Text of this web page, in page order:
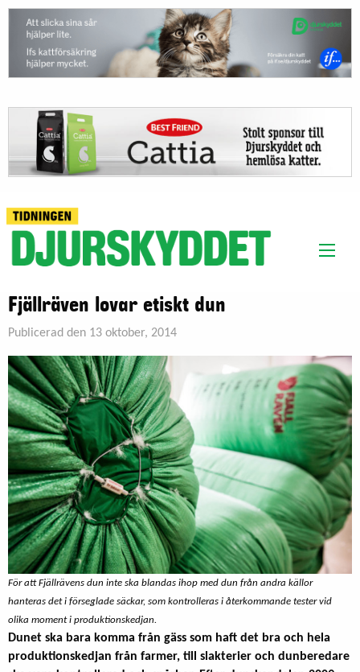
Fjällräven lovar etiskt dun
Publicerad den 13 oktober, 2014
För att Fjällrävens dun inte ska blandas ihop med dun från andra källor
hanteras det i förseglade säckar, som kontrolleras i återkommande tester vid
olika moment i produktionskedjan.
Dunet ska bara komma från gäss som haft det bra och hela
produktionskedjan från farmer, till slakterier och dunberedare